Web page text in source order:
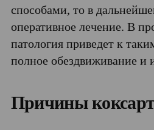
способами, то в
оперативное лечение. В
патология приведет к
полное обездвиживание и
Причины